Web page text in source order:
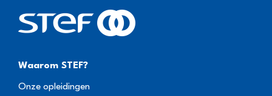
Waarom STEF?
Onze opleidingen